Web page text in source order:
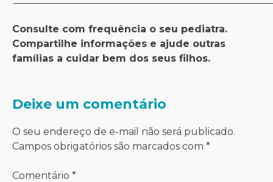
Consulte com frequência o seu pediatra.
Compartilhe informações e ajude outras
famílias a cuidar bem dos seus filhos.
Deixe um comentário
O seu endereço de e-mail não será publicado.
Campos obrigatórios são marcados com *
Comentário *